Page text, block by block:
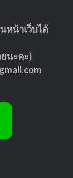
หน้าเว็บได้
ยนะคะ)